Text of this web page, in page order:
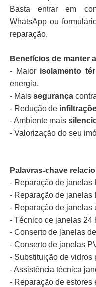
Basta entrar em
WhatsApp ou
reparação.
Benefícios de manter
- Maior isolamento
energia.
- Mais segurança
- Redução de
- Ambiente mais
- Valorização do seu
Palavras-chave
- Reparação de janelas
- Reparação de janelas
- Reparação de janelas
- Técnico de janelas 24
- Conserto de janelas
- Conserto de janelas
- Substituição de vidros
- Assistência técnica
- Reparação de estores